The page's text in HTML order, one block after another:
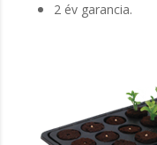
2 év garancia.